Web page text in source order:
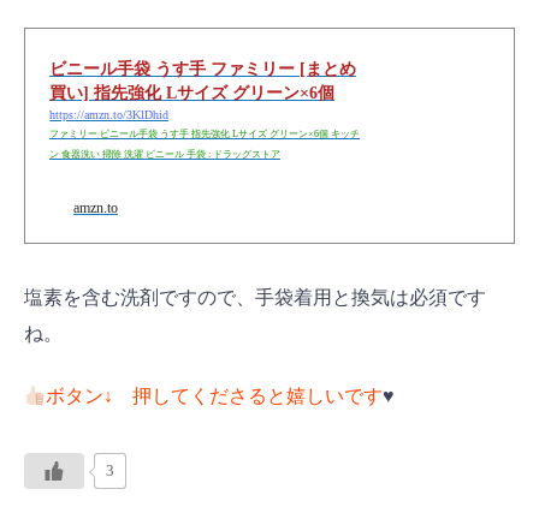
ビニール手袋 うす手 ファミリー [まとめ
買い] 指先強化 Lサイズ グリーン×6個
https://amzn.to/3KlDhid
ファミリー ビニール手袋 うす手 指先強化 Lサイズ グリーン×6個 キッチ
ン 食器洗い 掃除 洗濯 ビニール 手袋 : ドラッグストア
amzn.to
塩素を含む洗剤ですので、手袋着用と換気は必須です
ね。
ボタン↓ 押してくださると嬉しいです♥️
3